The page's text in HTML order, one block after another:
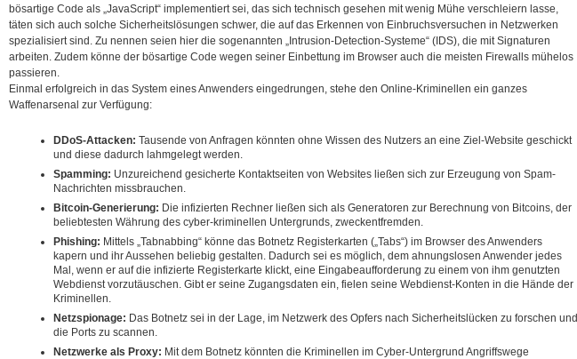
bösartige Code als „JavaScript“ implementiert sei, das sich technisch gesehen mit wenig Mühe verschleiern lasse,
täten sich auch solche Sicherheitslösungen schwer, die auf das Erkennen von Einbruchsversuchen in Netzwerken
spezialisiert sind. Zu nennen seien hier die sogenannten „Intrusion-Detection-Systeme“ (IDS), die mit Signaturen
arbeiten. Zudem könne der bösartige Code wegen seiner Einbettung im Browser auch die meisten Firewalls mühelos
passieren.
Einmal erfolgreich in das System eines Anwenders eingedrungen, stehe den Online-Kriminellen ein ganzes
Waffenarsenal zur Verfügung:
DDoS-Attacken: Tausende von Anfragen könnten ohne Wissen des Nutzers an eine Ziel-Website geschickt
und diese dadurch lahmgelegt werden.
Spamming: Unzureichend gesicherte Kontaktseiten von Websites ließen sich zur Erzeugung von Spam-
Nachrichten missbrauchen.
Bitcoin-Generierung: Die infizierten Rechner ließen sich als Generatoren zur Berechnung von Bitcoins, der
beliebtesten Währung des cyber-kriminellen Untergrunds, zweckentfremden.
Phishing: Mittels „Tabnabbing“ könne das Botnetz Registerkarten („Tabs“) im Browser des Anwenders
kapern und ihr Aussehen beliebig gestalten. Dadurch sei es möglich, dem ahnungslosen Anwender jedes
Mal, wenn er auf die infizierte Registerkarte klickt, eine Eingabeaufforderung zu einem von ihm genutzten
Webdienst vorzutäuschen. Gibt er seine Zugangsdaten ein, fielen seine Webdienst-Konten in die Hände der
Kriminellen.
Netzspionage: Das Botnetz sei in der Lage, im Netzwerk des Opfers nach Sicherheitslücken zu forschen und
die Ports zu scannen.
Netzwerke als Proxy: Mit dem Botnetz könnten die Kriminellen im Cyber-Untergrund Angriffswege